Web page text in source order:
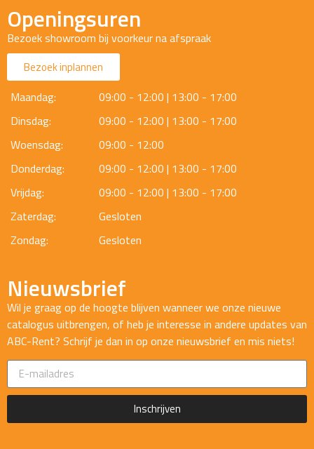
Openingsuren
Bezoek showroom bij voorkeur na afspraak
Bezoek inplannen
Maandag:
09:00 - 12:00 | 13:00 - 17:00
Dinsdag:
09:00 - 12:00 | 13:00 - 17:00
Woensdag:
09:00 - 12:00
Donderdag:
09:00 - 12:00 | 13:00 - 17:00
Vrijdag:
09:00 - 12:00 | 13:00 - 17:00
Zaterdag:
Gesloten
Zondag:
Gesloten
Nieuwsbrief
Wil je graag op de hoogte blijven wanneer we onze nieuwe
catalogus uitbrengen, of heb je interesse in andere updates van
ABC-Rent? Schrijf je dan in op onze nieuwsbrief en mis niets!
Inschrijven